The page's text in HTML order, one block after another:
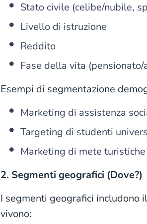
Stato civile (celibe/nubile,
Livello di istruzione
Reddito
Fase della vita
Esempi di segmentazione
Marketing di assistenza
Targeting di studenti
Marketing di mete
2. Segmenti geografici (Dove?)
I segmenti geografici includono
vivono: